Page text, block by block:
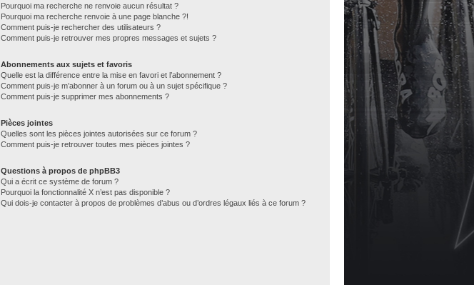
Pourquoi ma recherche ne renvoie aucun résultat ?
Pourquoi ma recherche renvoie à une page blanche ?!
Comment puis-je rechercher des utilisateurs ?
Comment puis-je retrouver mes propres messages et sujets ?
Abonnements aux sujets et favoris
Quelle est la différence entre la mise en favori et l’abonnement ?
Comment puis-je m’abonner à un forum ou à un sujet spécifique ?
Comment puis-je supprimer mes abonnements ?
Pièces jointes
Quelles sont les pièces jointes autorisées sur ce forum ?
Comment puis-je retrouver toutes mes pièces jointes ?
Questions à propos de phpBB3
Qui a écrit ce système de forum ?
Pourquoi la fonctionnalité X n’est pas disponible ?
Qui dois-je contacter à propos de problèmes d’abus ou d’ordres légaux liés à ce forum ?